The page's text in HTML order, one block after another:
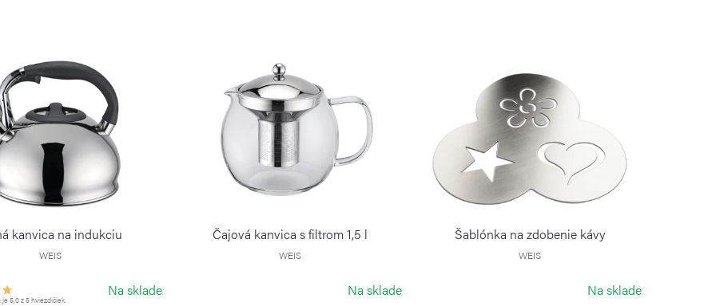
kanvica na indukciu
WEIS
5,0 z 5 hviezdičiek.
Na sklade
Čajová kanvica s filtrom 1,5 l
WEIS
Na sklade
Šablónka na zdobenie kávy
WEIS
Na sklade